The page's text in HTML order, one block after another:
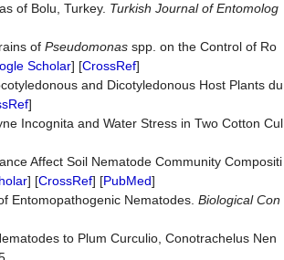
of Bolu, Turkey. Turkish Journal of Entomolog
of Pseudomonas spp. on the Control of Ro
Scholar] [CrossRef]
and Dicotyledonous Host Plants du
]
Incognita and Water Stress in Two Cotton Cul
Affect Soil Nematode Community Compositi
] [CrossRef] [PubMed]
Entomopathogenic Nematodes. Biological Con
to Plum Curculio, Conotrachelus Nen